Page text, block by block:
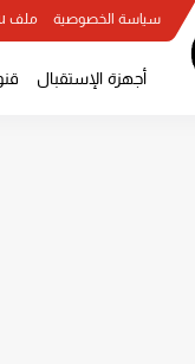
سياسة الخصوصية ملف m3u متجدد يوميا !
أجهزة الإستقبال